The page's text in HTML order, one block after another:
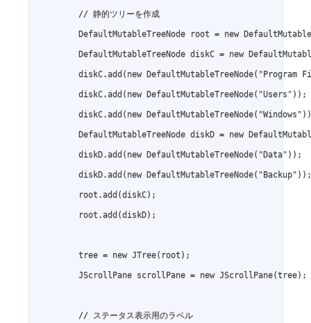
        // 静的ツリーを作成
DefaultMutableTreeNode root = new
DefaultMutableTreeNode diskC = new
diskC.add(new DefaultMutableTreeNode("Program
        diskC.add(new DefaultMutableTreeNode("Users"));
diskC.add(new
DefaultMutableTreeNode diskD = new
        diskD.add(new DefaultMutableTreeNode("Data"));
        diskD.add(new DefaultMutableTreeNode("Backup"));
        root.add(diskC);
        root.add(diskD);
        tree = new JTree(root);
        JScrollPane scrollPane = new JScrollPane(tree);
        // ステータス表示用のラベル